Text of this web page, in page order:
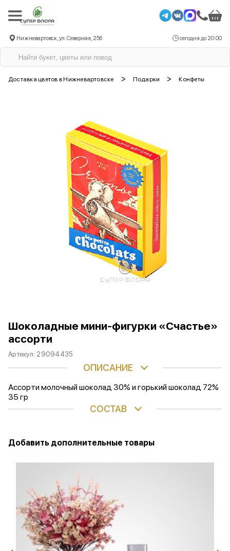
Нижневартовск, ул. Северная, 25б сегодня до 20:00
Доставка цветов в Нижневартовске > Подарки > Конфеты
Шоколадные мини-фигурки «Счастье»
ассорти
Артикул: 29094435
ОПИСАНИЕ
Ассорти молочный шоколад 30% и горький шоколад 72%
35 гр
СОСТАВ
Добавить дополнительные товары